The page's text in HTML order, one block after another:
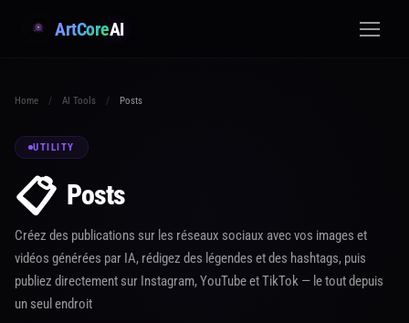
ArtCoreAI
Home / AI Tools / Posts
UTILITY
📋 Posts
Créez des publications sur les réseaux sociaux avec vos images et
vidéos générées par IA, rédigez des légendes et des hashtags, puis
publiez directement sur Instagram, YouTube et TikTok — le tout depuis
un seul endroit